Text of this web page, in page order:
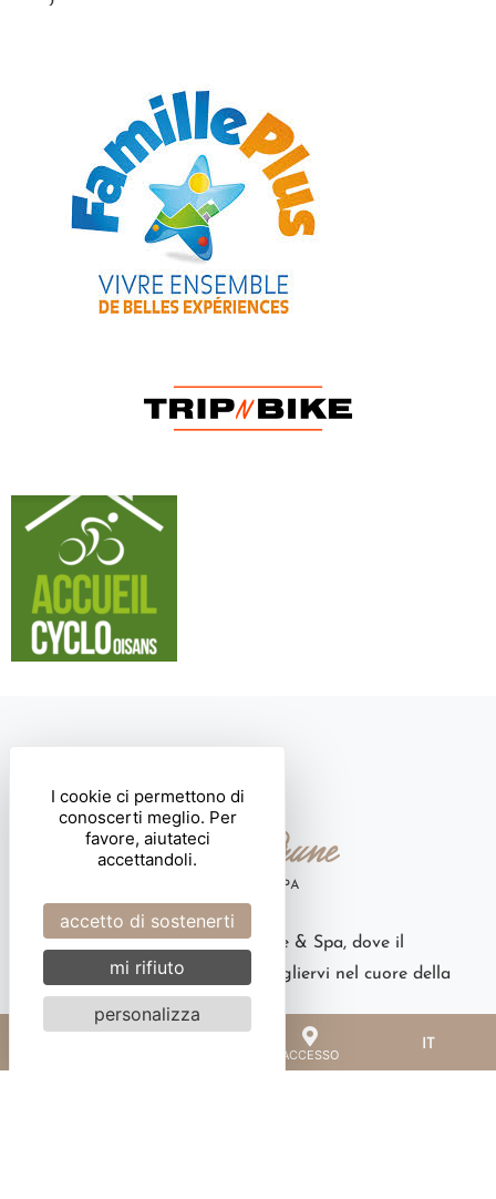
Benvenuti all'Hôtel Côte Brune & Spa, dove il
nostro team sarà lieto di accogliervi nel cuore della
località di Les 2 Alpes.
Contatto
ACCESSO
IT
I cookie ci permettono di
conoscerti meglio. Per
favore, aiutateci
accettandoli.
accetto di sostenerti
mi rifiuto
personalizza